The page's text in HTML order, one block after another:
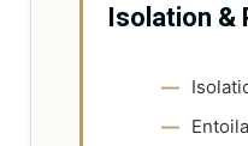
Isolation &